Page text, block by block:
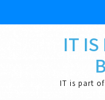
IT IS
IT is part